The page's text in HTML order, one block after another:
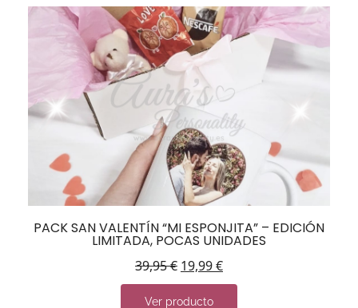
PACK SAN VALENTÍN “MI ESPONJITA” – EDICIÓN
LIMITADA, POCAS UNIDADES
39,95€ 19,99€
Ver producto